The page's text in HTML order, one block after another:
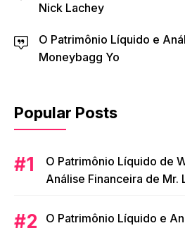
Nick Lachey
O Patrimônio Líquido e
Moneybagg Yo
Popular Posts
O Patrimônio Líquido de
Análise Financeira de Mr.
O Patrimônio Líquido e